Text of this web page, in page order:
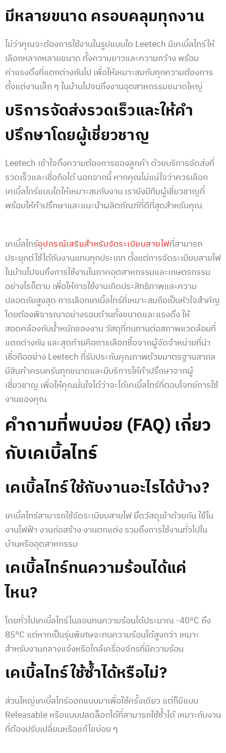
มีหลายขนาด ครอบคลุมทุกงาน
ไม่ว่าคุณจะต้องการใช้งานในรูปแบบใด Leetech มีเคเบิ้ลไทร์ให้
เลือกหลากหลายขนาด ทั้งความยาวและความกว้าง พร้อม
ค่าแรงดึงที่แตกต่างกันไป เพื่อให้เหมาะสมกับทุกความต้องการ
ตั้งแต่งานเล็ก ๆ ในบ้านไปจนถึงงานอุตสาหกรรมขนาดใหญ่
บริการจัดส่งรวดเร็วและให้คำ
ปรึกษาโดยผู้เชี่ยวชาญ
Leetech เข้าใจถึงความต้องการของลูกค้า ด้วยบริการจัดส่งที่
รวดเร็วและเชื่อถือได้ นอกจากนี้ หากคุณไม่แน่ใจว่าควรเลือก
เคเบิ้ลไทร์แบบใดให้เหมาะสมกับงาน เรายังมีทีมผู้เชี่ยวชาญที่
พร้อมให้คำปรึกษาและแนะนำผลิตภัณฑ์ที่ดีที่สุดสำหรับคุณ
เคเบิ้ลไทร์อุปกรณ์เสริมสำหรับจัดระเบียบสายไฟที่สามารถ
ประยุกต์ใช้ได้กับงานแทบทุกประเภท ตั้งแต่การจัดระเบียบสายไฟ
ในบ้านไปจนถึงการใช้งานในภาคอุตสาหกรรมและเกษตรกรรม
อย่างไรก็ตาม เพื่อให้การใช้งานเกิดประสิทธิภาพและความ
ปลอดภัยสูงสุด การเลือกเคเบิ้ลไทร์ที่เหมาะสมถือเป็นหัวใจสำคัญ
โดยต้องพิจารณาอย่างรอบด้านทั้งขนาดและแรงดึง ให้
สอดคล้องกับน้ำหนักของงาน วัสดุที่ทนทานต่อสภาพแวดล้อมที่
แตกต่างกัน และสุดท้ายคือการเลือกซื้อจากผู้จัดจำหน่ายที่น่า
เชื่อถืออย่าง Leetech ที่รับประกันคุณภาพด้วยมาตรฐานสากล
มีสินค้าครบครันทุกขนาดและมีบริการให้คำปรึกษาจากผู้
เชี่ยวชาญ เพื่อให้คุณมั่นใจได้ว่าจะได้เคเบิ้ลไทร์ที่ตอบโจทย์การใช้
งานของคุณ
คำถามที่พบบ่อย (FAQ) เกี่ยว
กับเคเบิ้ลไทร์
เคเบิ้ลไทร์ใช้กับงานอะไรได้บ้าง?
เคเบิ้ลไทร์สามารถใช้จัดระเบียบสายไฟ ยึดวัสดุเข้าด้วยกัน ใช้ใน
งานไฟฟ้า งานก่อสร้าง งานตกแต่ง รวมถึงการใช้งานทั่วไปใน
บ้านหรืออุตสาหกรรม
เคเบิ้ลไทร์ทนความร้อนได้แค่
ไหน?
โดยทั่วไปเคเบิ้ลไทร์ไนลอนทนความร้อนได้ประมาณ -40°C ถึง
85°C แต่หากเป็นรุ่นพิเศษจะทนความร้อนได้สูงกว่า เหมาะ
สำหรับงานกลางแจ้งหรือใกล้เครื่องจักรที่มีความร้อน
เคเบิ้ลไทร์ใช้ซ้ำได้หรือไม่?
ส่วนใหญ่เคเบิ้ลไทร์ออกแบบมาเพื่อใช้ครั้งเดียว แต่ก็มีแบบ
Releasable หรือแบบปลดล็อกได้ที่สามารถใช้ซ้ำได้ เหมาะกับงาน
ที่ต้องปรับเปลี่ยนหรือแก้ไขบ่อย ๆ